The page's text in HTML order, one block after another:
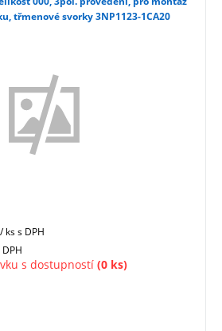
třmenové svorky 3NP1123-1CA20
/ kss DPH
s dostupností (0 ks)